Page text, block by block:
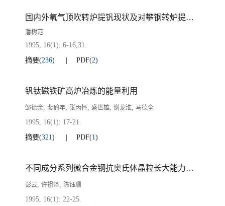
国内外氧气顶吹转炉提钒现状及对攀钢转炉提钒有关问题的探讨
潘树范
1995, 16(1): 6-16,31.
摘要(236) PDF(2)
钒钛磁铁矿高炉冶炼的能量利用
邹德余, 裴鹤年, 张丙怀, 盛世雄, 谢龙淮, 马德全
1995, 16(1): 17-21.
摘要(321) PDF(1)
不同成分系列微合金钢抗奥氏体晶粒长大能力研究
彭云, 许祖泽, 陈钰珊
1995, 16(1): 22-25.